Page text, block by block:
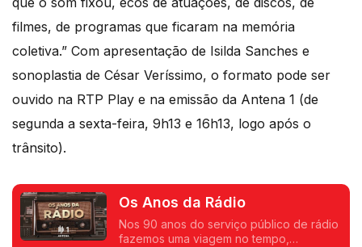
filmes, de programas que ficaram na memória
coletiva.” Com apresentação de Isilda Sanches e
sonoplastia de César Veríssimo, o formato pode ser
ouvido na RTP Play e na emissão da Antena 1 (de
segunda a sexta-feira, 9h13 e 16h13, logo após o
trânsito).
Os Anos da Rádio
Nos 90 anos do serviço público de rádio
fazemos uma viagem no tempo,